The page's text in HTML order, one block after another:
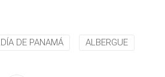
DE PANAMÁ ALBERGUE